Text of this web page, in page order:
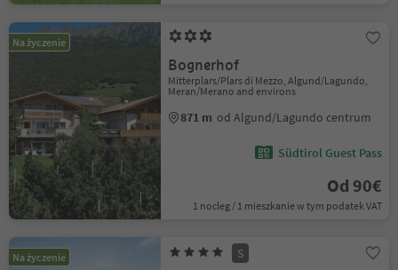
Na życzenie
Bognerhof
Mitterplars/Plars di Mezzo, Algund/Lagundo,
Meran/Merano and environs
871 m od Algund/Lagundo centrum
Südtirol Guest Pass
Od 90€
1 nocleg / 1 mieszkanie w tym podatek VAT
Na życzenie S